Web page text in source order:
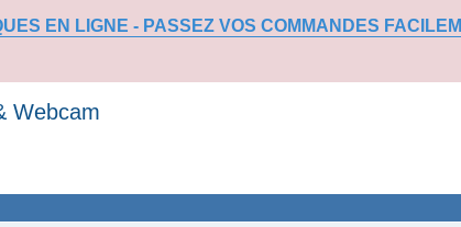
EN LIGNE - PASSEZ VOS COMMANDES
Webcam